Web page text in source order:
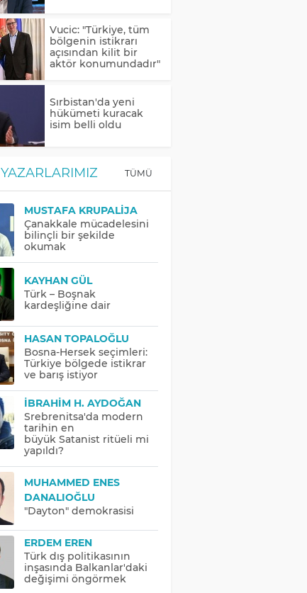
Vucic: "Türkiye, tüm
bölgenin istikrarı
açısından kilit bir
aktör konumundadır"
Sırbistan'da yeni
hükümeti kuracak
isim belli oldu
YAZARLARIMIZ TÜMÜ
MUSTAFA KRUPALIJA
Çanakkale mücadelesini
bilinçli bir şekilde
okumak
KAYHAN GÜL
Türk – Boşnak
kardeşliğine dair
HASAN TOPALOĞLU
Bosna-Hersek seçimleri:
Türkiye bölgede istikrar
ve barış istiyor
İBRAHIM H. AYDOĞAN
Srebrenitsa'da modern
tarihin en
büyük Satanist ritüeli mi
yapıldı?
MUHAMMED ENES
DANALIOĞLU
"Dayton" demokrasisi
ERDEM EREN
Türk dış politikasının
inşasında Balkanlar'daki
değişimi öngörmek